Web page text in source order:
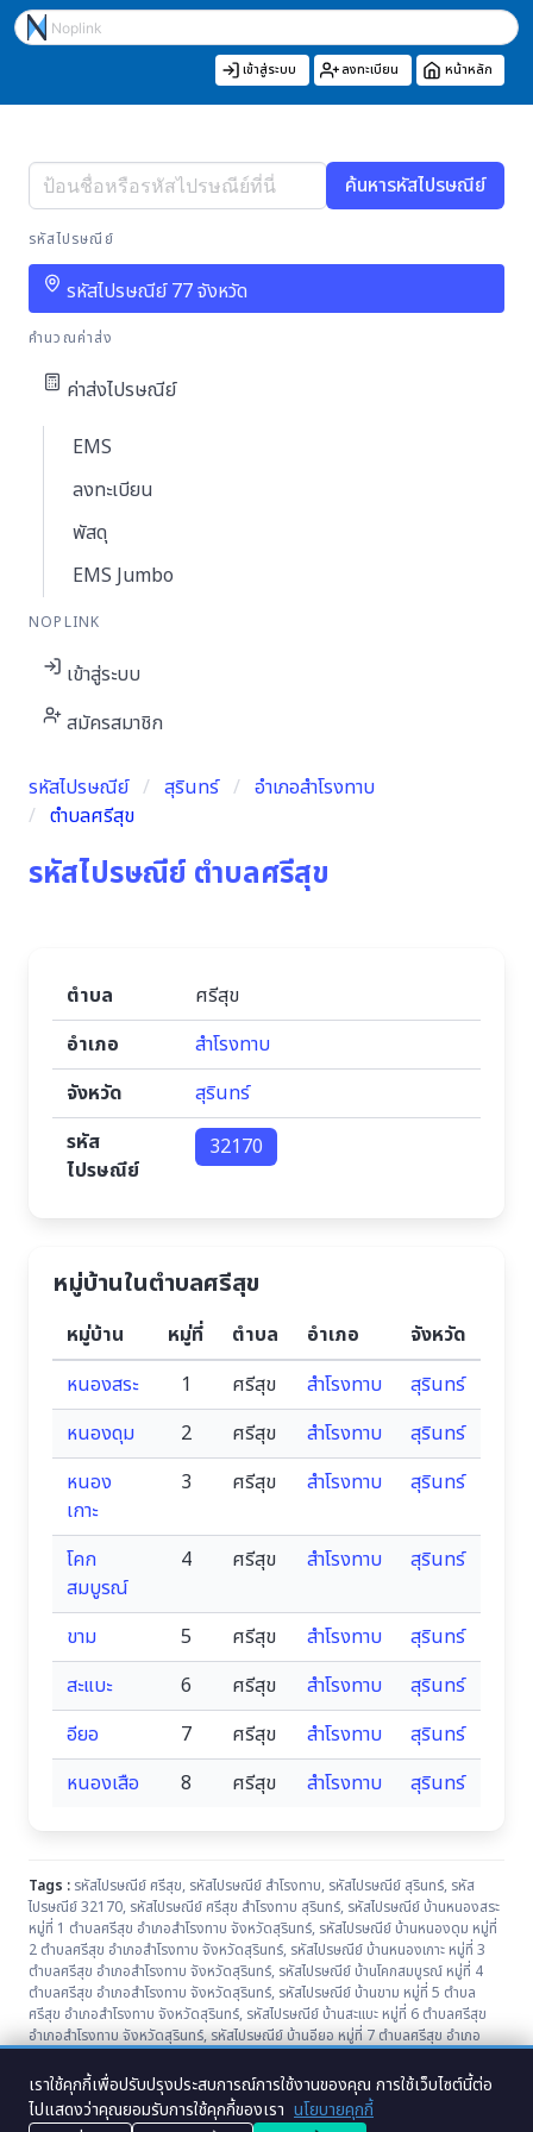
เข้าสู่ระบบ ลงทะเบียน หน้าหลัก
ค้นหารหัสไปรษณีย์
รหัสไปรษณีย์
รหัสไปรษณีย์ 77 จังหวัด
คำนวณค่าส่ง
ค่าส่งไปรษณีย์
EMS
ลงทะเบียน
พัสดุ
EMS Jumbo
NOPLINK
เข้าสู่ระบบ
สมัครสมาชิก
รหัสไปรษณีย์ สุรินทร์
อำเภอสำโรงทาบ
ตำบลศรีสุข
รหัสไปรษณีย์ ตำบลศรีสุข
ตำบล
ศรีสุข
อำเภอ
สำโรงทาบ
จังหวัด
สุรินทร์
รหัส
ไปรษณีย์
32170
หมู่บ้านในตำบลศรีสุข
หมู่บ้าน หมู่ที่ ตำบล อำเภอ
จังหวัด
หนองสระ
1 ศรีสุข สำโรงทาบ
สุรินทร์
หนองดุม
2 ศรีสุข สำโรงทาบ
สุรินทร์
หนอง
เกาะ
3 ศรีสุข สำโรงทาบ สุรินทร์
โคก
สมบูรณ์
4 ศรีสุข สำโรงทาบ สุรินทร์
ขาม 5 ศรีสุข สำโรงทาบ
สุรินทร์
สะแบะ
6 ศรีสุข สำโรงทาบ
สุรินทร์
อียอ
7 ศรีสุข สำโรงทาบ
สุรินทร์
หนองเสือ
8 ศรีสุข สำโรงทาบ สุรินทร์
Tags : รหัสไปรษณีย์ ศรีสุข, รหัสไปรษณีย์ สำโรงทาบ, รหัสไปรษณีย์ สุรินทร์, รหัส
ไปรษณีย์ 32170, รหัสไปรษณีย์ ศรีสุข สำโรงทาบ สุรินทร์, รหัสไปรษณีย์ บ้านหนองสระ
หมู่ที่ 1 ตำบลศรีสุข อำเภอสำโรงทาบ จังหวัดสุรินทร์, รหัสไปรษณีย์ บ้านหนองดุม หมู่ที่
2 ตำบลศรีสุข อำเภอสำโรงทาบ จังหวัดสุรินทร์, รหัสไปรษณีย์ บ้านหนองเกาะ หมู่ที่ 3
ตำบลศรีสุข อำเภอสำโรงทาบ จังหวัดสุรินทร์, รหัสไปรษณีย์ บ้านโคกสมบูรณ์ หมู่ที่ 4
ตำบลศรีสุข อำเภอสำโรงทาบ จังหวัดสุรินทร์, รหัสไปรษณีย์ บ้านขาม หมู่ที่ 5 ตำบล
ศรีสุข อำเภอสำโรงทาบ จังหวัดสุรินทร์, รหัสไปรษณีย์ บ้านสะแบะ หมู่ที่ 6 ตำบลศรีสุข
อำเภอสำโรงทาบ จังหวัดสุรินทร์,รหัสไปรษณีย์ บ้านอียอ หมู่ที่ 7 ตำบลศรีสุข อำเภอ
สำโรงทาบ จังหวัดสุรินทร์
เราใช้คุกกี้เพื่อปรับปรุงประสบการณ์การใช้งานของคุณ การใช้เว็บไซต์นี้ต่อ
ไปแสดงว่าคุณยอมรับการใช้คุกกี้ของเรา นโยบายคุกกี้